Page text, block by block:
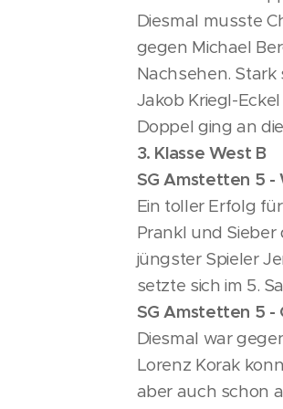
Diesmal musste
gegen Michael
Nachsehen. Stark
Jakob Kriegl-
Doppel ging an
3. Klasse West B
SG Amstetten 5 -
Ein toller Erfolg
Prankl und
jüngster Spieler
setzte sich im 5.
SG Amstetten 5 -
Diesmal war
Lorenz Korak
aber auch schon